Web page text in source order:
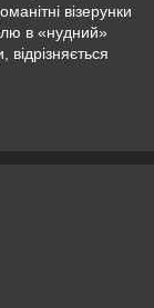
візерунки
в «нудний»